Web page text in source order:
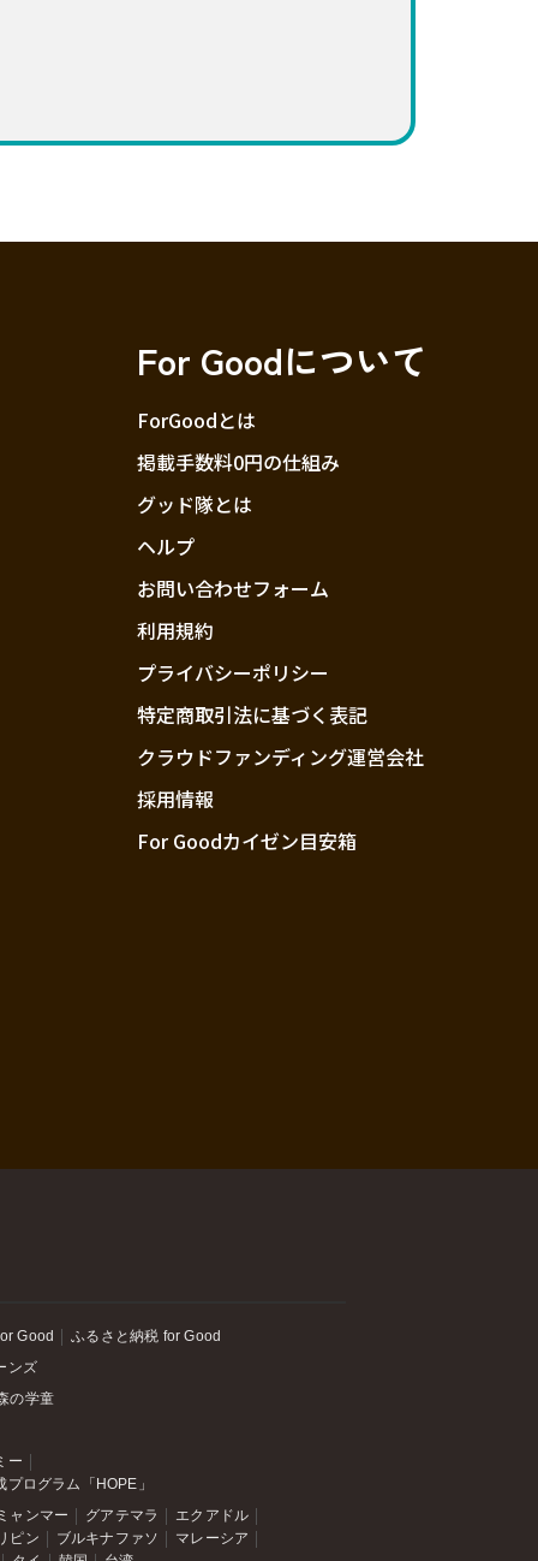
For Goodについて
ForGoodとは
掲載手数料0円の仕組み
グッド隊とは
ヘルプ
お問い合わせフォーム
利用規約
プライバシーポリシー
特定商取引法に基づく表記
クラウドファンディング運営会社
採用情報
For Goodカイゼン目安箱
Good
ふるさと納税 for Good
ンズ
の学童
ー
ログラム「HOPE」
ャンマー
グアテマラ
エクアドル
ピン
ブルキナファソ
マレーシア